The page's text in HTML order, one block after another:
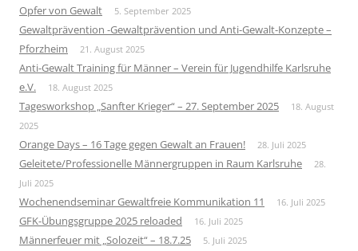
Opfer von Gewalt
5. September 2025
Gewaltprävention -Gewaltprävention und Anti-Gewalt-Konzepte –
Pforzheim
21. August 2025
Anti-Gewalt Training für Männer – Verein für Jugendhilfe Karlsruhe
e.V.
18. August 2025
Tagesworkshop „Sanfter Krieger“ – 27. September 2025
18. August
2025
Orange Days – 16 Tage gegen Gewalt an Frauen! 28. Juli 2025
Geleitete/Professionelle Männergruppen in Raum Karlsruhe
28.
Juli 2025
Wochenendseminar Gewaltfreie Kommunikation 11 16. Juli 2025
GFK-Übungsgruppe 2025 reloaded 16. Juli 2025
Männerfeuer mit „Solozeit“ – 18.7.25 5. Juli 2025